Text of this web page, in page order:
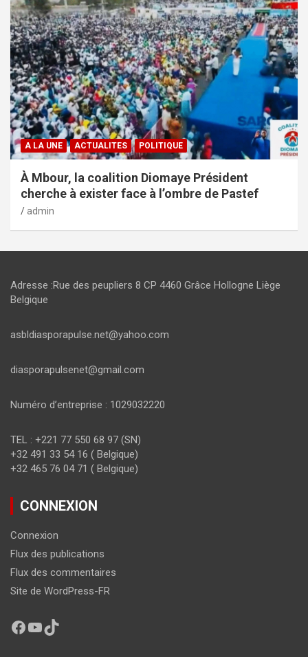
A LA UNE ACTUALITES POLITIQUE
À Mbour, la coalition Diomaye Président
cherche à exister face à l’ombre de Pastef
admin
Adresse :Rue des peupliers 8 CP 4460 Grâce Hollogne Liège
Belgique
asbldiasporapulse.net@yahoo.com
diasporapulsenet@gmail.com
Numéro d’entreprise : 1029032220
TEL : +221 77 550 68 97 (SN)
+32 491 33 54 16 ( Belgique)
+32 465 76 04 71 ( Belgique)
CONNEXION
Connexion
Flux des publications
Flux des commentaires
Site de WordPress-FR